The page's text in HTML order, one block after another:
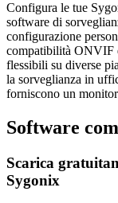
Configura le tue
software di
configurazione
compatibilità ONVIF
flessibili su diverse
la sorveglianza in
forniscono un
Software
Scarica
Sygonix